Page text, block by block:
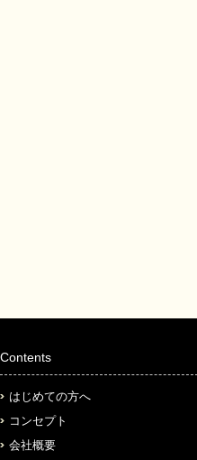
Contents
はじめての方へ
コンセプト
会社概要